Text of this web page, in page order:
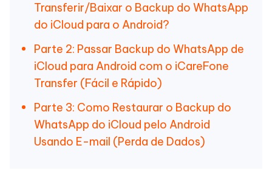
Transferir/Baixar o Backup do WhatsApp
do iCloud para o Android?
Parte 2: Passar Backup do WhatsApp de
iCloud para Android com o iCareFone
Transfer (Fácil e Rápido)
Parte 3: Como Restaurar o Backup do
WhatsApp do iCloud pelo Android
Usando E-mail (Perda de Dados)